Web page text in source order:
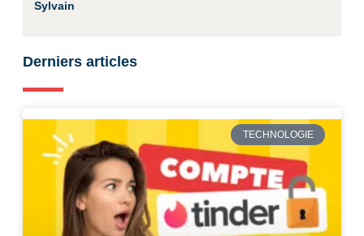
Sylvain
Derniers articles
TECHNOLOGIE